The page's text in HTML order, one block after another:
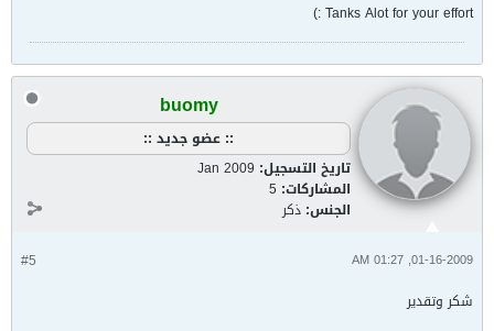
Tanks Alot for your effort :)
buomy
:: عضو جديد ::
تاريخ التسجيل: Jan 2009
المشاركات: 5
الجنس: ذكر
#5 01-16-2009, 01:27 AM
شكر وتقدير